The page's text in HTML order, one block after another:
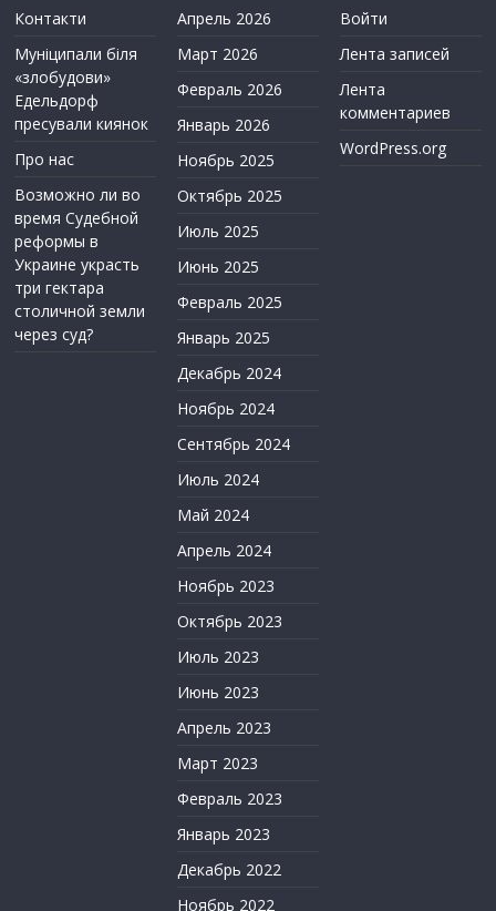
Контакти
Муніципали біля
«злобудови»
Едельдорф
пресували киянок
Про нас
Возможно ли во
время Судебной
реформы в
Украине украсть
три гектара
столичной земли
через суд?
Апрель 2026
Март 2026
Февраль 2026
Январь 2026
Ноябрь 2025
Октябрь 2025
Июль 2025
Июнь 2025
Февраль 2025
Январь 2025
Декабрь 2024
Ноябрь 2024
Сентябрь 2024
Июль 2024
Май 2024
Апрель 2024
Ноябрь 2023
Октябрь 2023
Июль 2023
Июнь 2023
Апрель 2023
Март 2023
Февраль 2023
Январь 2023
Декабрь 2022
Ноябрь 2022
Войти
Лента записей
Лента
комментариев
WordPress.org